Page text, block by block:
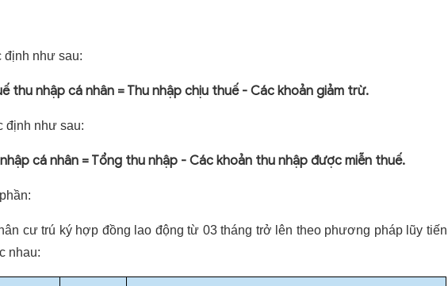
định như sau:
thu nhập cá nhân = Thu nhập chịu thuế - Các khoản giảm trừ.
định như sau:
cá nhân = Tổng thu nhập - Các khoản thu nhập được miễn thuế.
cư trú ký hợp đồng lao động từ 03 tháng trở lên theo phương pháp lũy tiến
nhau: